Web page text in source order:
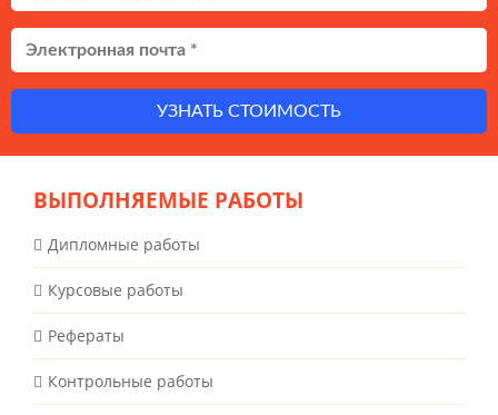
УЗНАТЬ СТОИМОСТЬ
ВЫПОЛНЯЕМЫЕ РАБОТЫ
Дипломные работы
Курсовые работы
Рефераты
Контрольные работы